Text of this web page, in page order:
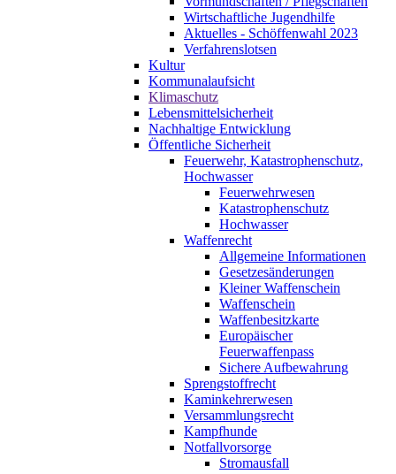
Wirtschaftliche Jugendhilfe
Aktuelles - Schöffenwahl 2023
Verfahrenslotsen
Kultur
Kommunalaufsicht
Klimaschutz
Lebensmittelsicherheit
Nachhaltige Entwicklung
Öffentliche Sicherheit
Feuerwehr, Katastrophenschutz,
Hochwasser
Feuerwehrwesen
Katastrophenschutz
Hochwasser
Waffenrecht
Allgemeine Informationen
Gesetzesänderungen
Kleiner Waffenschein
Waffenschein
Waffenbesitzkarte
Europäischer
Feuerwaffenpass
Sichere Aufbewahrung
Sprengstoffrecht
Kaminkehrerwesen
Versammlungsrecht
Kampfhunde
Notfallvorsorge
Stromausfall